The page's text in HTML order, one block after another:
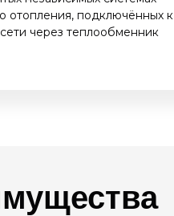
отопления, подключённых к
через теплообменник